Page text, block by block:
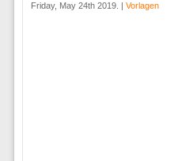
Friday, May 24th 2019. | Vorlagen